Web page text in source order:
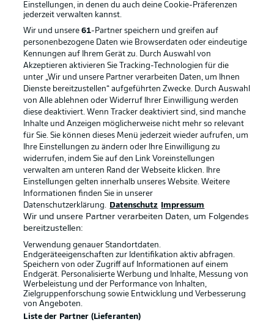
Rechtliche Hinweise Voreinstellungen verwalten
Datenschutz Nutzungsbedingungen
Broadcaster Kontakt
Jobs Impressum
Partner Spieler
Liveticker
© 2026 Bundesliga-Gruppe GmbH
Einstellungen, in denen du auch deine Cookie-Präferenzen
jederzeit verwalten kannst.
Wir und unsere61-Partner speichern und greifen auf
personenbezogene Daten wie Browserdaten oder eindeutige
Kennungen auf Ihrem Gerät zu. Durch Auswahl von
Akzeptieren aktivieren Sie Tracking-Technologien für die
unter „Wir und unsere Partner verarbeiten Daten, um Ihnen
Dienste bereitzustellen“ aufgeführten Zwecke. Durch Auswahl
von Alle ablehnen oder Widerruf Ihrer Einwilligung werden
diese deaktiviert. Wenn Tracker deaktiviert sind, sind manche
Inhalte und Anzeigen möglicherweise nicht mehr so relevant
für Sie. Sie können dieses Menü jederzeit wieder aufrufen, um
Ihre Einstellungen zu ändern oder Ihre Einwilligung zu
widerrufen, indem Sie auf den Link Voreinstellungen
verwalten am unteren Rand der Webseite klicken. Ihre
Einstellungen gelten innerhalb unseres Website. Weitere
Informationen finden Sie in unserer
Datenschutzerklärung.
Datenschutz Impressum
Wir und unsere Partner verarbeiten Daten, um Folgendes
bereitzustellen:
Verwendung genauer Standortdaten.
Endgeräteeigenschaften zur Identifikation aktiv abfragen.
Speichern von oder Zugriff auf Informationen auf einem
Endgerät. Personalisierte Werbung und Inhalte, Messung von
Werbeleistung und der Performance von Inhalten,
Zielgruppenforschung sowie Entwicklung und Verbesserung
von Angeboten.
Liste der Partner (Lieferanten)